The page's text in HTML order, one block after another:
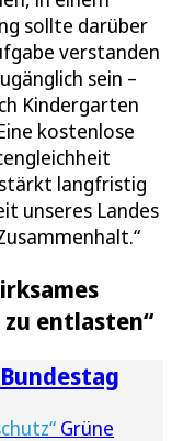
sollte darüber
verstanden
sein –
Kindergarten
kostenlose
langfristig
unseres Landes
entlasten“
Grüne